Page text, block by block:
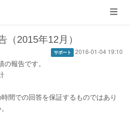
メ
ニ
ュ
ー
（2015年12月）
サポート 2016-01-04 19:10
報告です。
間での回答を保証するものではあり